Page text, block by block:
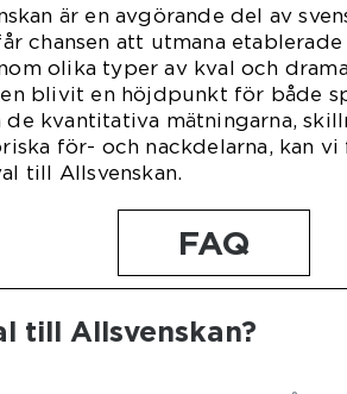
är en avgörande del av
chansen att utmana
olika typer av kval och
blivit en höjdpunkt för både
kvantitativa mätningarna,
för- och nackdelarna, kan
till Allsvenskan.
FAQ
till Allsvenskan?